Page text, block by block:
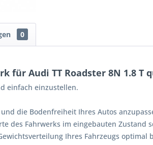
0
für Audi TT Roadster 8N 1.8 T
einfach einzustellen.
die Bodenfreiheit Ihres Autos
des Fahrwerks im eingebauten Zustand
Ihres Fahrzeugs optimal